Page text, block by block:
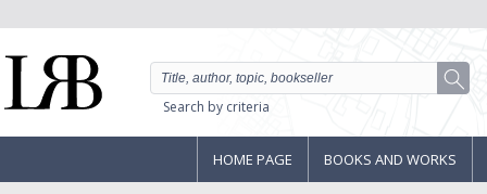
Search by criteria
HOME PAGE BOOKS AND WORKS